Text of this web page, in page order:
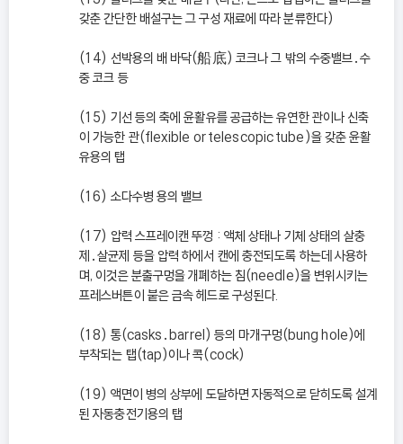
갖춘 간단한 배설구는 그 구성 재료에 따라 분류한다)
(14) 선박용의 배 바닥(船底) 코크나 그 밖의 수중밸브․수
중 코크 등
(15) 기선 등의 축에 윤활유를 공급하는 유연한 관이나 신축
이 가능한 관(flexible or telescopic tube)을 갖춘 윤활
유용의 탭
(16) 소다수병 용의 밸브
(17) 압력 스프레이캔 뚜껑 : 액체 상태나 기체 상태의 살충
제․살균제 등을 압력 하에서 캔에 충전되도록 하는데 사용하
며, 이것은 분출구멍을 개폐하는 침(needle)을 변위시키는
프레스버튼이 붙은 금속 헤드로 구성된다.
(18) 통(casks․barrel) 등의 마개구멍(bung hole)에
부착되는 탭(tap)이나 콕(cock)
(19) 액면이 병의 상부에 도달하면 자동적으로 닫히도록 설계
된 자동충전기용의 탭